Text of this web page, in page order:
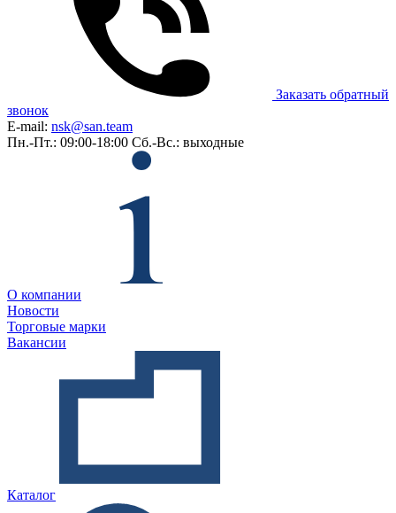
Заказать обратный
звонок
E-mail: nsk@san.team
Пн.-Пт.: 09:00-18:00 Сб.-Вс.: выходные
О компании
Новости
Торговые марки
Вакансии
Каталог